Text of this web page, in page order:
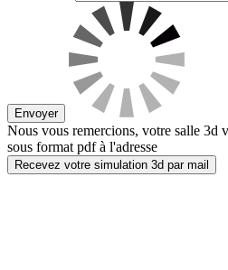
Envoyer
Nous vous remercions, votre salle 3d
sous format pdf à l'adresse
Recevez votre simulation 3d par mail